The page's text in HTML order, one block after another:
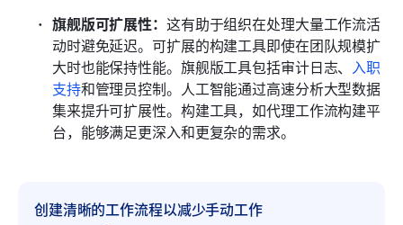
旗舰版可扩展性： 这有助于组织在处理大量工作流活
动时避免延迟。可扩展的构建工具即使在团队规模扩
大时也能保持性能。旗舰版工具包括审计日志、 入职
支持和管理员控制。人工智能通过高速分析大型数据
集来提升可扩展性。构建工具，如代理工作流构建平
台，能够满足更深入和更复杂的需求。
创建清晰的工作流程以减少手动工作